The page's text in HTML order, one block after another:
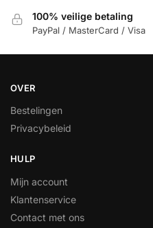
100% veilige betaling
PayPal / MasterCard / Visa
OVER
Bestelingen
Privacybeleid
HULP
Mijn account
Klantenservice
Contact met ons